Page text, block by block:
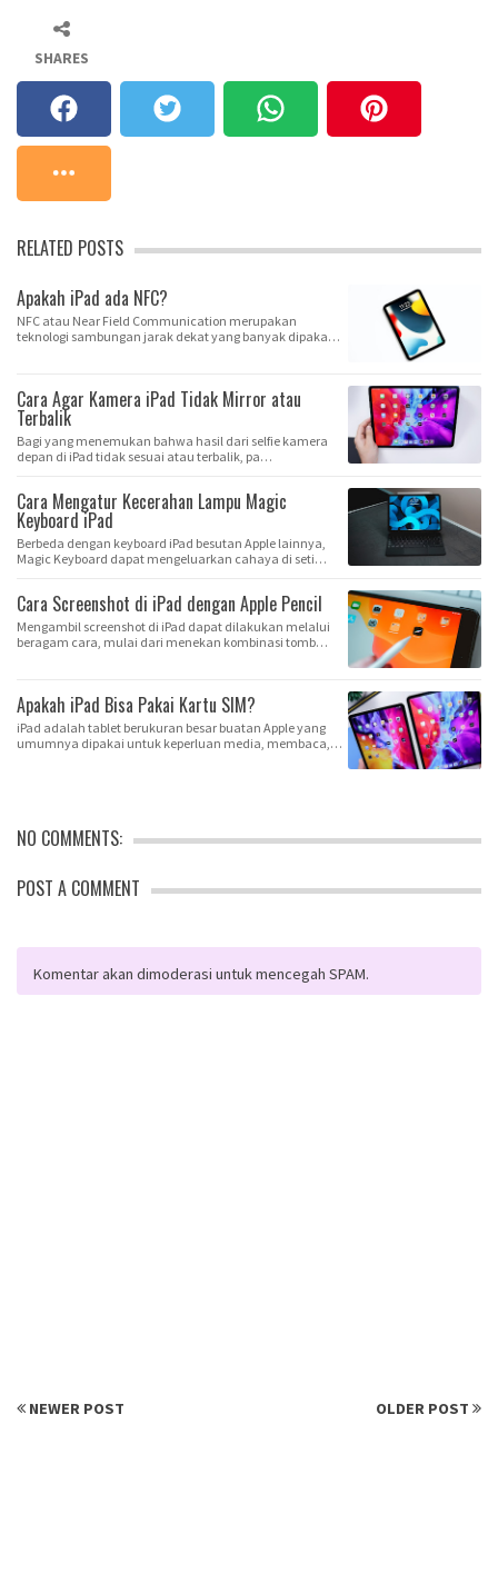
SHARES
RELATED POSTS
Apakah iPad ada NFC?
NFC atau Near Field Communication merupakan
teknologi sambungan jarak dekat yang banyak dipakai
Cara Agar Kamera iPad Tidak Mirror atau
Terbalik
Bagi yang menemukan bahwa hasil dari selfie kamera
depan di iPad tidak sesuai atau terbalik, pa…
Cara Mengatur Kecerahan Lampu Magic
Keyboard iPad
Berbeda dengan keyboard iPad besutan Apple lainnya,
Magic Keyboard dapat mengeluarkan cahaya di seti…
Cara Screenshot di iPad dengan Apple Pencil
Mengambil screenshot di iPad dapat dilakukan melalui
beragam cara, mulai dari menekan kombinasi tomb…
Apakah iPad Bisa Pakai Kartu SIM?
iPad adalah tablet berukuran besar buatan Apple yang
umumnya dipakai untuk keperluan media, membaca,…
NO COMMENTS:
POST A COMMENT
Komentar akan dimoderasi untuk mencegah SPAM.
NEWER POST OLDER POST